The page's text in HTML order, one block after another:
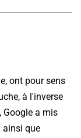
ont pour sens
à l'inverse
Google a mis
ainsi que